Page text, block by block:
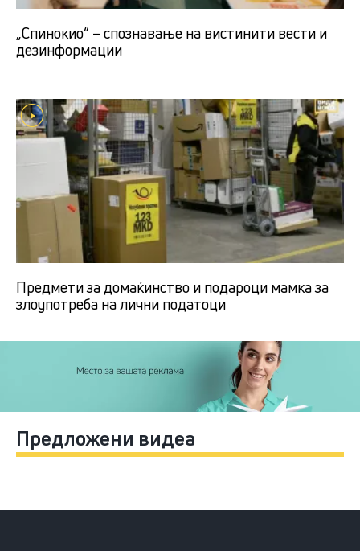
„Спинокио“ – спознавање на вистинити вести и
дезинформации
Предмети за домаќинство и подароци мамка за
злоупотреба на лични податоци
Предложени видеа